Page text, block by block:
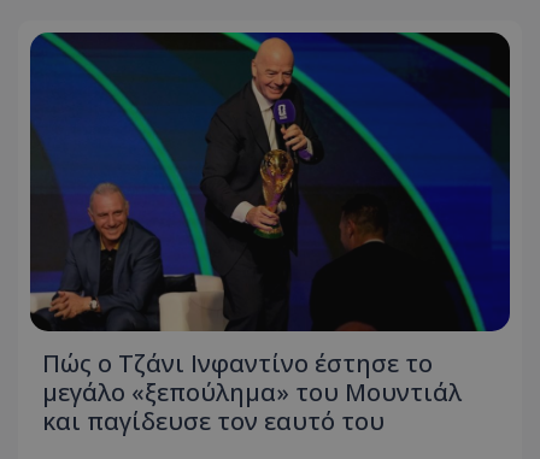
Πώς ο Τζάνι Ινφαντίνο έστησε το
μεγάλο «ξεπούλημα» του Μουντιάλ
και παγίδευσε τον εαυτό του